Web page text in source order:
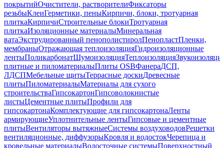
покрытийОчистители, растворителиФиксаторы
резьбыКлеиГерметики, пеныКирпичи, блоки, тротуарная
плиткаКирпичиСтроительные блокиТротуарная
плиткаИзоляционные материалыМинеральная
ватаЭкструдированный пенополистиролПенопластПленки,
мембраныОтражающая теплоизоляцияГидроизоляционные
лентыПоликарбонатШумоизоляцияТеплоизоляция
плитные и пиломатериалыПлиты OSBФанераДСП,
ЛДСПМебельные щитыТеррасные доскиДревесные
плитыПиломатериалыМатериалы для сухого
строительстваГипсокартонГипсоволокнистые
листыЦементные плитыПрофили для
гипсокартонаКомплектующие для гипсокартонаЛенты
армирующиеУплотнительные лентыГипсовые и цементные
плитыВентиляторы вытяжныеСистемы воздуховодовРешетки
вентиляционные, диффузорыКровля и водостокЧерепица и
кровельные материалыВодосточные системыПоверхностный